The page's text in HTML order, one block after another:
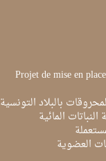
Projet de mise en
بالبلاد التونسية
المائية
العضوية